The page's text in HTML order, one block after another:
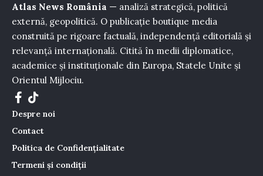
Atlas News România — analiză strategică, politică
externă, geopolitică. O publicație boutique media
construită pe rigoare factuală, independență editorială și
relevanță internațională. Citită în medii diplomatice,
academice și instituționale din Europa, Statele Unite și
Orientul Mijlociu.
Despre noi
Contact
Politica de Confidențialitate
Termeni și condiții